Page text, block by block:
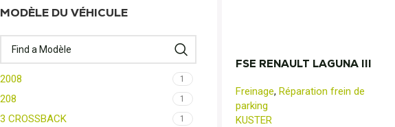
MODÈLE DU VÉHICULE
2008 1
208 1
3 CROSSBACK 1
FSE RENAULT LAGUNA III
Freinage, Réparation frein de
parking
KUSTER